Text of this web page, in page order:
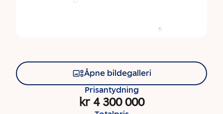
Åpne bildegalleri
Prisantydning
kr 4 300 000